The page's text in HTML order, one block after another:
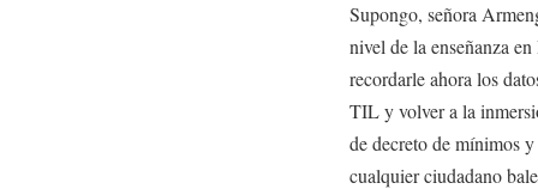
Supongo, señora
nivel de la enseñanza
recordarle ahora los
TIL y volver a la
de decreto de mínimos
cualquier ciudadano